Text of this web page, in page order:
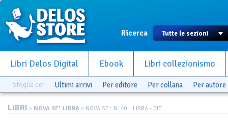
Ricerca
Libri Delos Digital Ebook Libri collezionismo
Sfoglia per Ultimi arrivi Per editore Per collana Per autore
LIBRI > NOVA SF* LIBRA > NOVA SF* N. 40 = LIBRA - CIT...